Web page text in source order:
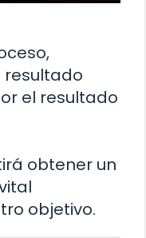
el resultado
obtener un
objetivo.